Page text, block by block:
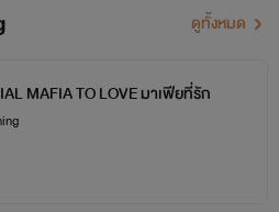
ดูทั้งหมด
MAFIA TO LOVE มาเฟียที่รัก